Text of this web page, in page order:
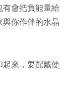
有會把負能量給
你作伴的水晶
來，要配戴使